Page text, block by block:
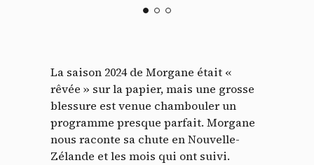
La saison 2024 de Morgane était «
rêvée » sur la papier, mais une grosse
blessure est venue chambouler un
programme presque parfait. Morgane
nous raconte sa chute en Nouvelle-
Zélande et les mois qui ont suivi.